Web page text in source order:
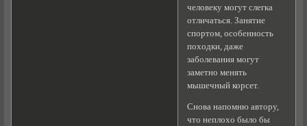
человеку могут слегка
отличаться. Занятие
спортом, особенность
походки, даже
заболевания могут
заметно менять
мышечный корсет.
Снова напомню автору,
что неплохо было бы